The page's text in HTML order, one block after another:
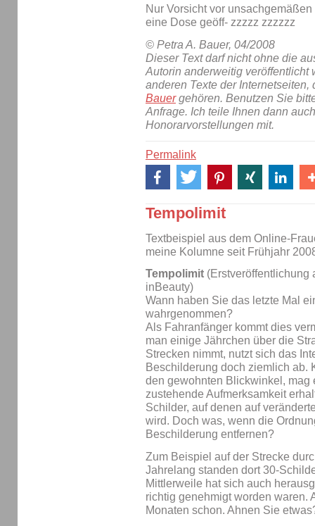
Nur Vorsicht vor
eine Dose geöff- zzzzz zzzzzz
© Petra A. Bauer, 04/2008
Dieser Text darf nicht ohne die
Autorin anderweitig veröffentlicht
anderen Texte der Internetseiten,
Bauergehören. Benutzen Sie
Anfrage. Ich teile Ihnen dann
Honorarvorstellungen mit.
Permalink
Tempolimit
Textbeispiel aus dem Online-
meine Kolumne seit Frühjahr
Tempolimit (Erstveröffentlichung
inBeauty)
Wann haben Sie das letzte Mal
wahrgenommen?
Als Fahranfänger kommt dies
man einige Jährchen über die
Strecken nimmt, nutzt sich das
Beschilderung doch ziemlich ab.
den gewohnten Blickwinkel,
zustehende Aufmerksamkeit
Schilder, auf denen auf
wird. Doch was, wenn die
Beschilderung entfernen?
Zum Beispiel auf der Strecke
Jahrelang standen dort 30-
Mittlerweile hat sich auch
richtig genehmigt worden waren.
Monaten schon. Ahnen Sie